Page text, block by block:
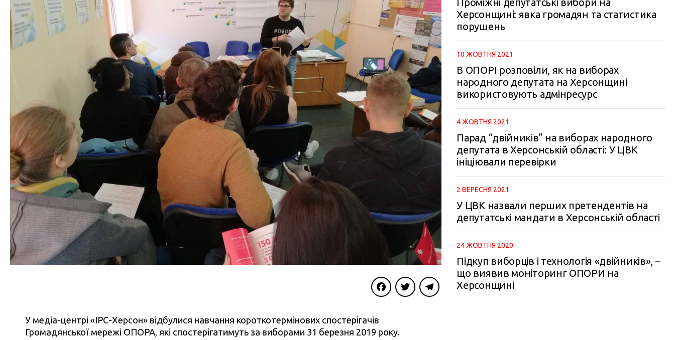
У медіа-центрі «ІРС-Херсон» відбулися навчання короткотермінових спостерігачів
Громадянської мережі ОПОРА, які спостерігатимуть за виборами 31 березня 2019 року.
Херсонщині: явка громадян та статистика
порушень
10 ЖОВТНЯ 2021
В ОПОРІ розповіли, як на виборах
народного депутата на Херсонщині
використовують адмінресурс
4 ЖОВТНЯ 2021
Парад “двійників” на виборах народного
депутата в Херсонській області: У ЦВК
ініціювали перевірки
2 ВЕРЕСНЯ 2021
У ЦВК назвали перших претендентів на
депутатські мандати в Херсонській області
24 ЖОВТНЯ 2020
Підкуп виборців і технологія «двійників», –
що виявив моніторинг ОПОРИ на
Херсонщині